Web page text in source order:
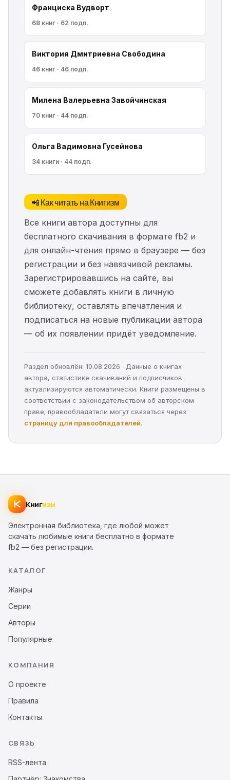
Франциска Вудворт
68 книг · 62 подп.
Виктория Дмитриевна Свободина
46 книг · 46 подп.
Милена Валерьевна Завойчинская
70 книг · 44 подп.
Ольга Вадимовна Гусейнова
34 книги · 44 подп.
📲 Как читать на Книгизм
Все книги автора доступны для
бесплатного скачивания в формате fb2 и
для онлайн-чтения прямо в браузере — без
регистрации и без навязчивой рекламы.
Зарегистрировавшись на сайте, вы
сможете добавлять книги в личную
библиотеку, оставлять впечатления и
подписаться на новые публикации автора
— об их появлении придёт уведомление.
Раздел обновлён: 10.08.2026 · Данные о книгах
автора, статистике скачиваний и подписчиков
актуализируются автоматически. Книги размещены в
соответствии с законодательством об авторском
праве; правообладатели могут связаться через
страницу для правообладателей.
Книгизм
Электронная библиотека, где любой может
скачать любимые книги бесплатно в формате
fb2 — без регистрации.
КАТАЛОГ
Жанры
Серии
Авторы
Популярные
КОМПАНИЯ
О проекте
Правила
Контакты
СВЯЗЬ
RSS-лента